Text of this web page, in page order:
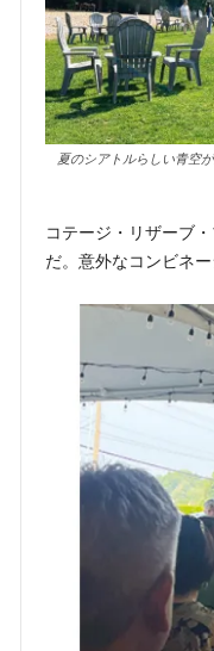
夏のシアトルらしい青空
コテージ・リザーブ
だ。意外なコンビネ